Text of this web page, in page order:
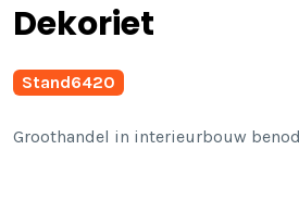
Dekoriet
Stand6420
Groothandel in interieurbouw